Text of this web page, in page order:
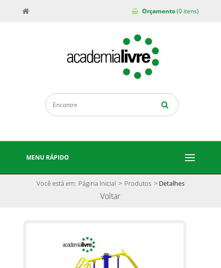
Orçamento(0 itens)
MENU RÁPIDO
Você está em: Página Inicial > Produtos > Detalhes
Voltar